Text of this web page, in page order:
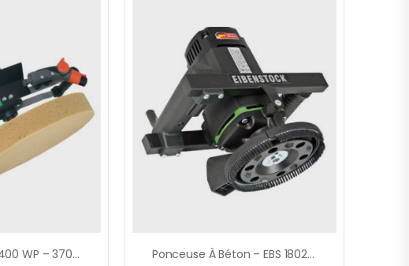
Polisseuse EPG 400 WP – 370 Mm – 500 W Ponceuse À Béton – EBS 1802 SH – 1800 W